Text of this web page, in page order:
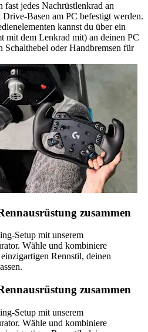
jedes Nachrüstlenkrad an
Basen am PC befestigt werden.
kannst du über ein
mit dem Lenkrad mit) an deinen PC
Schalthebel oder Handbremsen für
zusammen
Setup mit unserem
Wähle und kombiniere
Rennstil, deinen
zusammen
Setup mit unserem
Wähle und kombiniere